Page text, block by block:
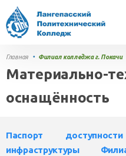
Главная • Филиал колледжа г. Покачи
Материально-
оснащённость
Паспорт
инфраструктуры